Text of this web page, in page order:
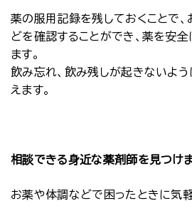
薬の服用記録を残しておくことで
どを確認することができ、薬を安
ます。
飲み忘れ、飲み残しが起きないよう
えます。
相談できる身近な薬剤師を見つけ
お薬や体調などで困ったときに気